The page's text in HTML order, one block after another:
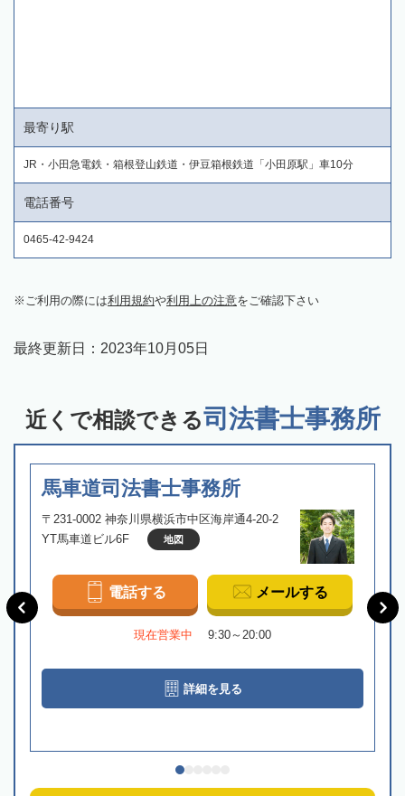
最寄り駅
JR・小田急電鉄・箱根登山鉄道・伊豆箱根鉄道「小田原駅」車10分
電話番号
0465-42-9424
ご利用の際には利用規約や利用上の注意をご確認下さい
最終更新日： 2023年10月05日
近くで相談できる司法書士事務所
馬車道司法書士事務所
〒231-0002 神奈川県横浜市中区海岸通4-20-2
YT馬車道ビル6F
地図
電話する メールする
現在営業中 9:30～20:00
詳細を見る